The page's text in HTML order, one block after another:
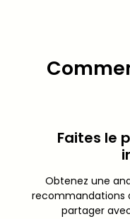
Faites le
Obtenez une
recommandations
partager